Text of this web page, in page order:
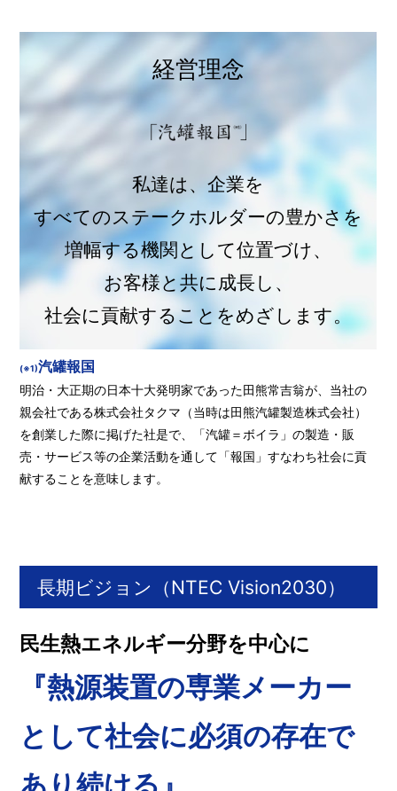
経営理念
私達は、企業を
すべてのステークホルダーの豊かさを
増幅する機関として位置づけ、
お客様と共に成長し、
社会に貢献することをめざします。
(※1)汽罐報国
明治・大正期の日本十大発明家であった田熊常吉翁が、当社の
親会社である株式会社タクマ（当時は田熊汽罐製造株式会社）
を創業した際に掲げた社是で、「汽罐＝ボイラ」の製造・販
売・サービス等の企業活動を通して「報国」すなわち社会に貢
献することを意味します。
長期ビジョン（NTEC Vision2030）
民生熱エネルギー分野を中心に
『熱源装置の専業メーカー
として社会に必須の存在で